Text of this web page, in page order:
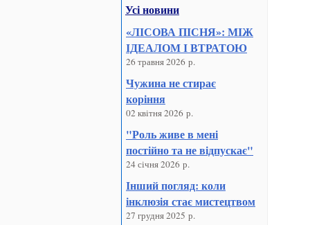
Усі новини
«ЛІСОВА ПІСНЯ»: МІЖ
ІДЕАЛОМ І ВТРАТОЮ
26 травня 2026 р.
Чужина не стирає
коріння
02 квітня 2026 р.
"Роль живе в мені
постійно та не відпускає"
24 січня 2026 р.
Інший погляд: коли
інклюзія стає мистецтвом
27 грудня 2025 р.